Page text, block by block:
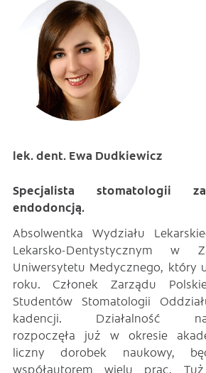
lek. dent. Ewa Dudkiewicz
Specjalista stomatologii
endodoncją.
Absolwentka Wydziału
Lekarsko-Dentystycznym w
Uniwersytetu Medycznego, który
roku. Członek Zarządu
Studentów Stomatologii
kadencji. Działalność
rozpoczęła już w okresie
liczny dorobek naukowy,
współautorem wielu prac.